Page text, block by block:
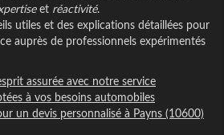
et réactivité.
utiles et des explications détaillées pour
auprès de professionnels expérimentés
assurée avec notre service
à vos besoins automobiles
un devis personnalisé à Payns (10600)